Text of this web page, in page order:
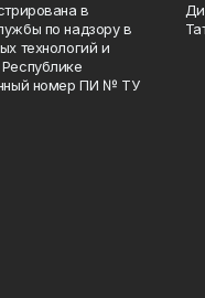
в
по надзору в
технологий и
номер ПИ № ТУ